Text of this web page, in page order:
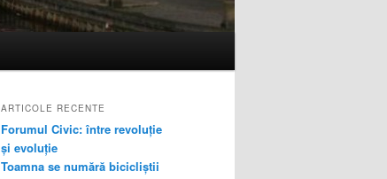
ARTICOLE RECENTE
Forumul Civic: între revoluție
și evoluție
Toamna se numără bicicliștii